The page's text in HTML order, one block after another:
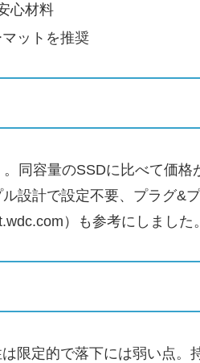
心材料
ットを推奨
同容量のSSDに比べて価
設計で設定不要、プラグ&
）も参考にしました
限定的で落下には弱い点